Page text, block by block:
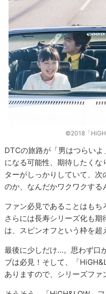
©2018「
DTCの旅路が「男はつらい
になる可能性、期待したく
ターがしっかりしていて、
のか、なんだかワクワクする
ファン必見であることはもち
さらには長寿シリーズ化も期
は、スピンオフという枠を超
最後に少しだけ…。思わず口
ブは必見！そして、「
ありますので、シリーズファ